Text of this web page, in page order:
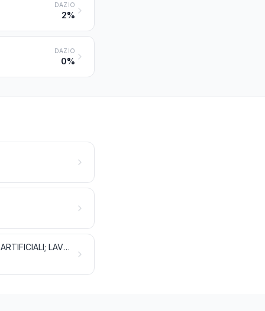
DAZIO
2%
DAZIO
0%
PIUME E CALUGINE PREPARATE E OGGETTI DI PIUME O DI CALUGINE; FIORI ARTIFICIALI; LAVORI DI CAPELLI